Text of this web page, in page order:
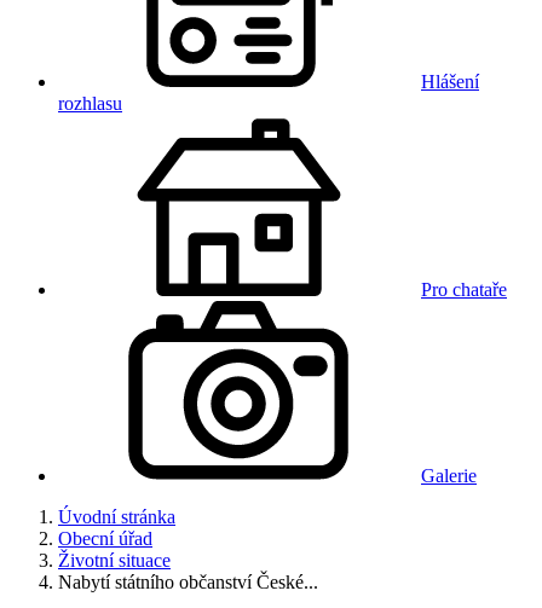
Hlášení
rozhlasu
Pro chataře
Galerie
Úvodní stránka
Obecní úřad
Životní situace
Nabytí státního občanství České...